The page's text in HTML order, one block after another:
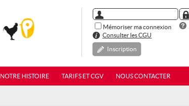
Mémoriser ma connexion
Consulter les CGU
Inscription
NOTRE HISTOIRE TARIFS ET CGV NOUS CONTACTER